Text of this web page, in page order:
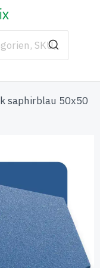
saphirblau 50x50